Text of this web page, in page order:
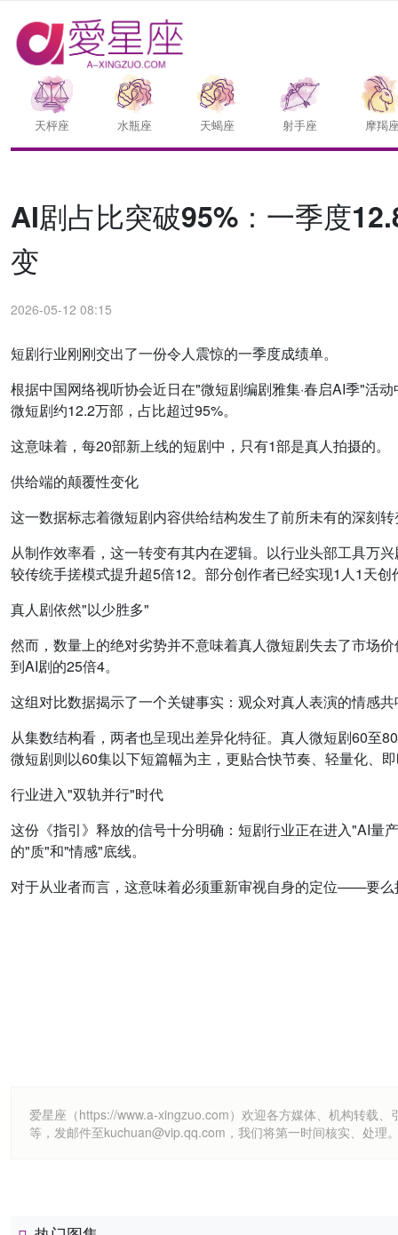
天枰座 水瓶座 天蝎座 射手座 摩羯
AI剧占比突破95%：一季度
变
2026-05-12 08:15
短剧行业刚刚交出了一份令人震惊的一季度成绩单。
根据中国网络视听协会近日在"微短剧编剧雅集·春启AI季"活
微短剧约12.2万部，占比超过95%。
这意味着，每20部新上线的短剧中，只有1部是真人拍摄的。
供给端的颠覆性变化
这一数据标志着微短剧内容供给结构发生了前所未有的深刻
从制作效率看，这一转变有其内在逻辑。以行业头部工具万
较传统手搓模式提升超5倍12。部分创作者已经实现1人1天
真人剧依然"以少胜多"
然而，数量上的绝对劣势并不意味着真人微短剧失去了市场
到AI剧的25倍4。
这组对比数据揭示了一个关键事实：观众对真人表演的情感
从集数结构看，两者也呈现出差异化特征。真人微短剧60至
微短剧则以60集以下短篇幅为主，更贴合快节奏、轻量化、
行业进入"双轨并行"时代
这份《指引》释放的信号十分明确：短剧行业正在进入"AI量
的"质"和"情感"底线。
对于从业者而言，这意味着必须重新审视自身的定位——要
爱星座（https://www.a-xingzuo.com）欢迎各方媒体、机构转载
等，发邮件至kuchuan@vip.qq.com，我们将第一时间核实、处理